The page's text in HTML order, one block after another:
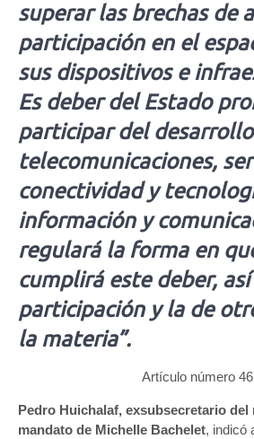
superar las brechas de
participación en el
sus dispositivos e
Es deber del Estado
participar del
telecomunicaciones,
conectividad y
información y
regulará la forma en
cumplirá este deber,
participación y la de
la materia”.
Artículo número
Pedro Huichalaf, exsubsecretario del
mandato de Michelle Bachelet, indicó